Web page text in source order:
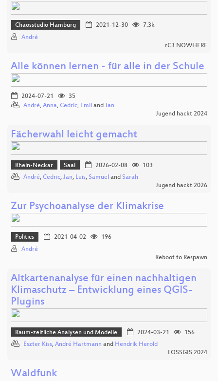
Chaosstudio Hamburg 2021-12-30
7.3k
André
rC3 NOWHERE
Alle können lernen - für alle in der Schule
2024-07-21
35
André, Anna, Cedric, Emil and Jan
Jugend hackt 2024
Fächerwahl leicht gemacht
Rhein-Neckar Saal 2026-02-08
103
André, Cedric, Jan, Luis, Samuel and Sarah
Jugend hackt 2026
Zur Psychoanalyse der Klimakrise
Politics 2021-04-02
196
André
Reboot to Respawn
Altkartenanalyse für einen nachhaltigen
Klimaschutz – Entwicklung eines QGIS-
Plugins
Raum-zeitliche Analysen und Modelle 2024-03-21
156
Eszter Kiss, André Hartmann and Hendrik Herold
FOSSGIS 2024
Waldfunk